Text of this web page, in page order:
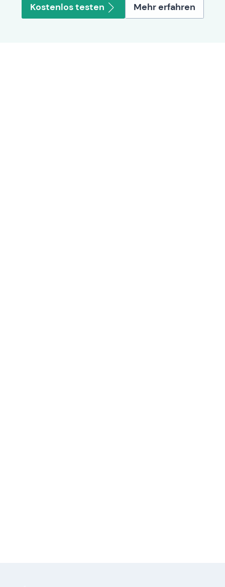
Kostenlos testen Mehr erfahren